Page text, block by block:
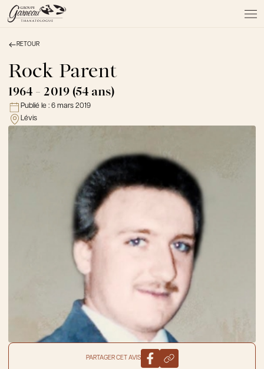
À PROPOS
NOS SERVICES
NOS PRODUITS
NOTRE ÉQUIPE
NOS SALONS
AVIS DE DÉCÈS
RETOUR
Rock Parent
1964 - 2019 (54 ans)
Publié le : 6 mars 2019
Lévis
PARTAGER CET AVIS